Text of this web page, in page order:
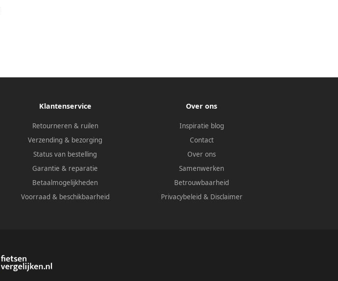
Klantenservice
Retourneren & ruilen
Verzending & bezorging
Status van bestelling
Garantie & reparatie
Betaalmogelijkheden
Voorraad & beschikbaarheid
Over ons
Inspiratie blog
Contact
Over ons
Samenwerken
Betrouwbaarheid
Privacybeleid & Disclaimer